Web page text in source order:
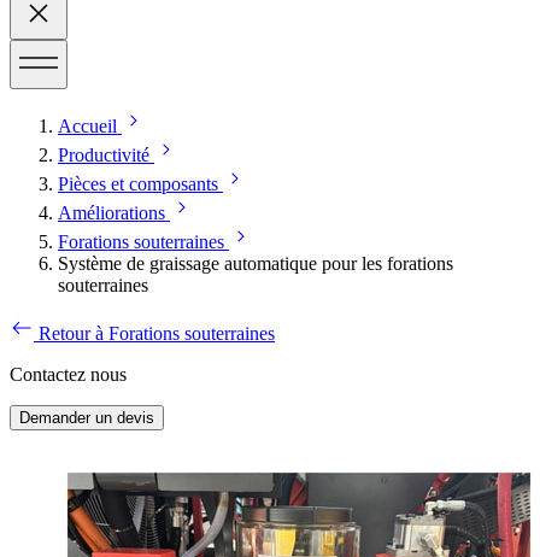
Accueil
Productivité
Pièces et composants
Améliorations
Forations souterraines
Système de graissage automatique pour les forations
souterraines
Retour à Forations souterraines
Contactez nous
Demander un devis